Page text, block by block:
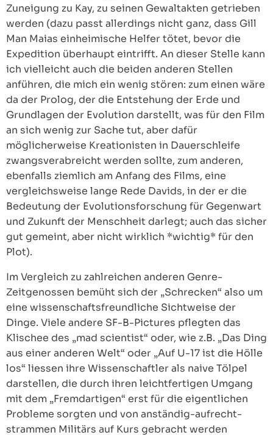
Zuneigung zu Kay, zu seinen Gewaltakten getrieben
werden (dazu passt allerdings nicht ganz, dass Gill
Man Maias einheimische Helfer tötet, bevor die
Expedition überhaupt eintrifft. An dieser Stelle kann
ich vielleicht auch die beiden anderen Stellen
anführen, die mich ein wenig stören: zum einen wäre
da der Prolog, der die Entstehung der Erde und
Grundlagen der Evolution darstellt, was für den Film
an sich wenig zur Sache tut, aber dafür
möglicherweise Kreationisten in Dauerschleife
zwangsverabreicht werden sollte, zum anderen,
ebenfalls ziemlich am Anfang des Films, eine
vergleichsweise lange Rede Davids, in der er die
Bedeutung der Evolutionsforschung für Gegenwart
und Zukunft der Menschheit darlegt; auch das sicher
gut gemeint, aber nicht wirklich *wichtig* für den
Plot).
Im Vergleich zu zahlreichen anderen Genre-
Zeitgenossen bemüht sich der „Schrecken“ also um
eine wissenschaftsfreundliche Sichtweise der
Dinge. Viele andere SF-B-Pictures pflegten das
Klischee des „mad scientist“ oder, wie z.B. „Das Ding
aus einer anderen Welt“ oder „Auf U-17 ist die Hölle
los“ liessen ihre Wissenschaftler als naive Tölpel
darstellen, die durch ihren leichtfertigen Umgang
mit dem „Fremdartigen“ erst für die eigentlichen
Probleme sorgten und von anständig-aufrecht-
strammen Militärs auf Kurs gebracht werden